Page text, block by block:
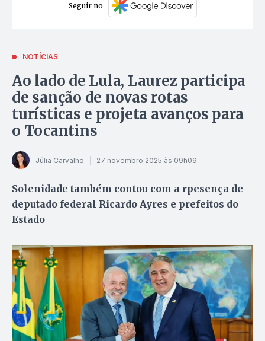
Seguir no
NOTÍCIAS
Ao lado de Lula, Laurez participa
de sanção de novas rotas
turísticas e projeta avanços para
o Tocantins
Júlia Carvalho 27 novembro 2025 às 09h09
Solenidade também contou com a rpesença de
deputado federal Ricardo Ayres e prefeitos do
Estado